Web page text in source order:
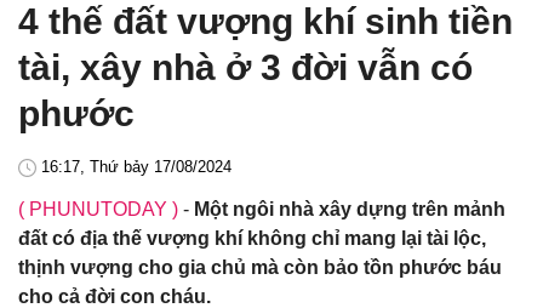
4 thế đất vượng khí sinh tiền
tài, xây nhà ở 3 đời vẫn có
phước
16:17, Thứ bảy 17/08/2024
( PHUNUTODAY ) - Một ngôi nhà xây dựng trên mảnh
đất có địa thế vượng khí không chỉ mang lại tài lộc,
thịnh vượng cho gia chủ mà còn bảo tồn phước báu
cho cả đời con cháu.